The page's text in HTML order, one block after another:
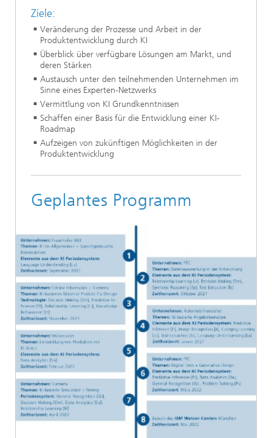
Ziele:
Veränderung der Prozesse und Arbeit in der
Produktentwicklung durch KI
Überblick über verfügbare Lösungen am Markt, und
deren Stärken
Austausch unter den teilnehmenden Unternehmen im
Sinne eines Experten-Netzwerks
Vermittlung von KI Grundkenntnissen
Schaffen einer Basis für die Entwicklung einer KI-
Roadmap
Aufzeigen von zukünftigen Möglichkeiten in der
Produktentwicklung
Geplantes Programm